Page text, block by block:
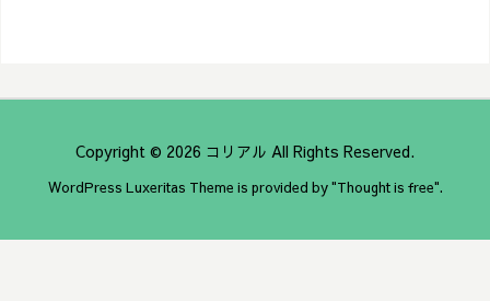
Copyright © 2026 コリアル All Rights Reserved.
WordPress Luxeritas Theme is provided by "Thought is free".